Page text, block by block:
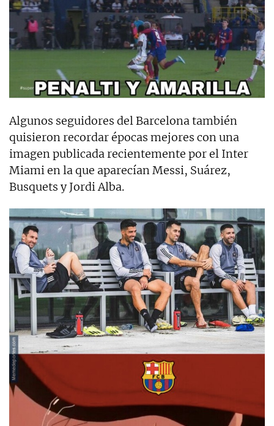
Algunos seguidores del Barcelona también
quisieron recordar épocas mejores con una
imagen publicada recientemente por el Inter
Miami en la que aparecían Messi, Suárez,
Busquets y Jordi Alba.